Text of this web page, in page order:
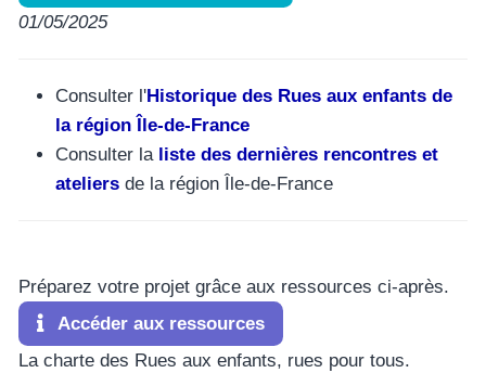
01/05/2025
Consulter l'Historique des Rues aux enfants de
la région Île-de-France
Consulter la liste des dernières rencontres et
ateliers de la région Île-de-France
Préparez votre projet grâce aux ressources ci-après.
Accéder aux ressources
La charte des Rues aux enfants, rues pour tous.